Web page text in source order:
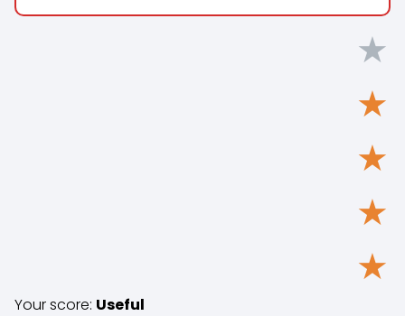
★
★
★
★
★
Your score: Useful